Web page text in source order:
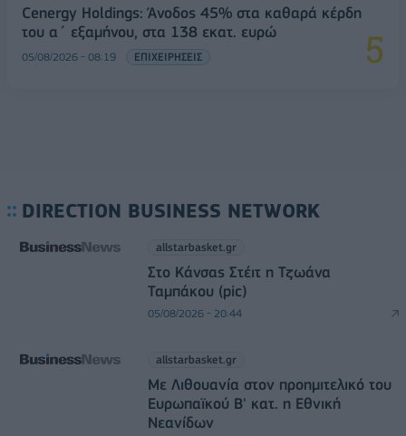
Cenergy Holdings: Άνοδος 45% στα καθαρά κέρδη
του α΄ εξαμήνου, στα 138 εκατ. ευρώ
05/08/2026 - 08:19 ΕΠΙΧΕΙΡΗΣΕΙΣ
DIRECTION BUSINESS NETWORK
allstarbasket.gr
Στο Κάνσας Στέιτ η Τζωάνα
Ταμπάκου (pic)
05/08/2026 - 20:44
allstarbasket.gr
Με Λιθουανία στον προημιτελικό του
Ευρωπαϊκού Β' κατ. η Εθνική
Νεανίδων